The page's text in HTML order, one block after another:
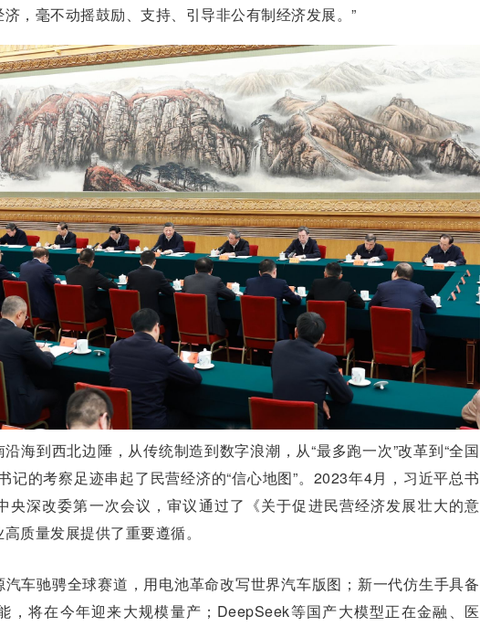
，毫不动摇鼓励、支持、引导非公有制经济发展。”
海到西北边陲，从传统制造到数字浪潮，从“最多跑一次”改革到“全国
记的考察足迹串起了民营经济的“信心地图”。2023年4月，习近平总书
央深改委第一次会议，审议通过了《关于促进民营经济发展壮大的意
质量发展提供了重要遵循。
车驰骋全球赛道，用电池革命改写世界汽车版图；新一代仿生手具备
，将在今年迎来大规模量产；DeepSeek等国产大模型正在金融、医